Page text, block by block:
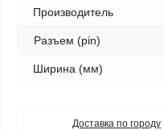
Производитель
Разъем (pin)
Ширина (мм)
Доставка по городу